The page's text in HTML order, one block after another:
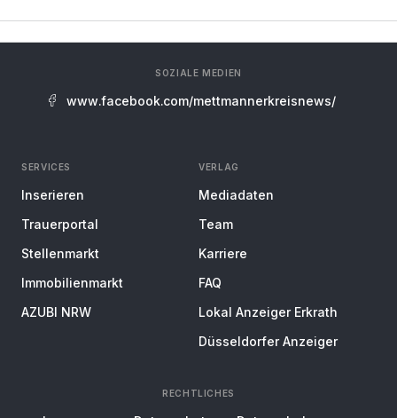
SOZIALE MEDIEN
www.facebook.com/mettmannerkreisnews/
SERVICES
Inserieren
Trauerportal
Stellenmarkt
Immobilienmarkt
AZUBI NRW
VERLAG
Mediadaten
Team
Karriere
FAQ
Lokal Anzeiger Erkrath
Düsseldorfer Anzeiger
RECHTLICHES